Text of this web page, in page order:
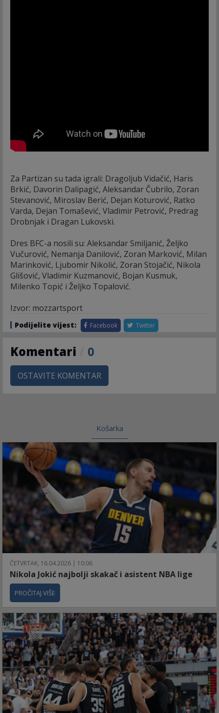
Za Partizan su tada igrali: Dragoljub Vidačić, Haris
Brkić, Davorin Dalipagić, Aleksandar Čubrilo, Zoran
Stevanović, Miroslav Berić, Dejan Koturović, Ratko
Varda, Dejan Tomašević, Vladimir Petrović, Predrag
Drobnjak i Dragan Lukovski.
Dres BFC-a nosili su: Aleksandar Smiljanić, Željko
Vučurović, Nemanja Danilović, Zoran Marković, Milan
Marinković, Ljubomir Nikolić, Zoran Stojačić, Nikola
Glišović, Vladimir Kuzmanović, Bojan Kusmuk,
Milenko Topić i Željko Topalović.
Izvor: mozzartsport
Podijelite vijest: Facebook Twitter
Komentari 0
OSTAVITE KOMENTAR
Košarka
ČETVRTAK, 16.04.2026 | 10:06
Nikola Jokić najbolji skakač i asistent NBA lige
PROČITAJ VIŠE